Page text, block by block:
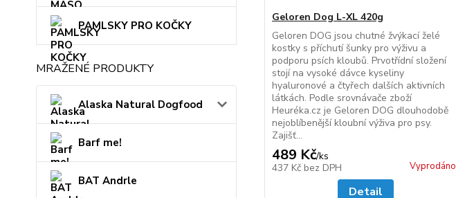
PAMLSKY PRO KOČKY
MRAŽENÉ PRODUKTY
Alaska Natural Dogfood
Barf me!
BAT Andrle
Geloren Dog L-XL 420g
Geloren DOG jsou chutné žvýkací želé
kostky s příchutí šunky pro výživu a
podporu psích kloubů. Prvotřídní složení
stojí na vysoké dávce kyseliny
hyaluronové a čtyřech dalších aktivních
látkách. Podle srovnávače zboží
Heuréka.cz je Geloren DOG dlouhodobě
nejoblíbenější kloubní výživa pro psy.
Zajišť...
489 Kč/ks
437 Kč bez DPH Vyprodáno
Detail